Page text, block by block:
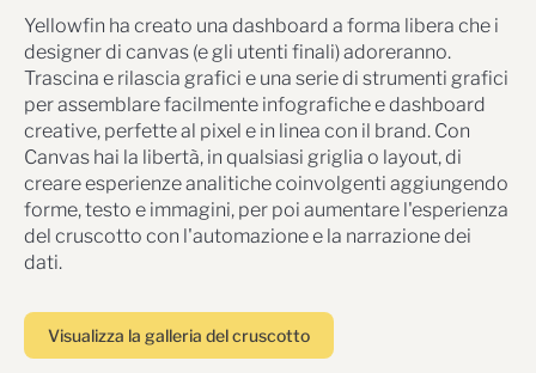
Yellowfin ha creato una dashboard a forma libera che i
designer di canvas (e gli utenti finali) adoreranno.
Trascina e rilascia grafici e una serie di strumenti grafici
per assemblare facilmente infografiche e dashboard
creative, perfette al pixel e in linea con il brand. Con
Canvas hai la libertà, in qualsiasi griglia o layout, di
creare esperienze analitiche coinvolgenti aggiungendo
forme, testo e immagini, per poi aumentare l'esperienza
del cruscotto con l'automazione e la narrazione dei
dati.
Visualizza la galleria del cruscotto